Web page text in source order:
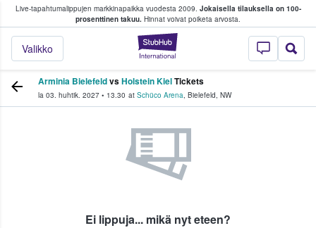
Live-tapahtumalippujen markkinapaikka vuodesta 2009. Jokaisella tilauksella on 100-
prosenttinen takuu. Hinnat voivat poiketa arvosta.
StubHub -
Valikko
fanit ostavat ja myyvät lippuja
Arminia BielefeldvsHolstein KielTickets
la 03. huhtik. 2027 • 13.30 at Schüco Arena, Bielefeld, NW
Ei lippuja... mikä nyt eteen?